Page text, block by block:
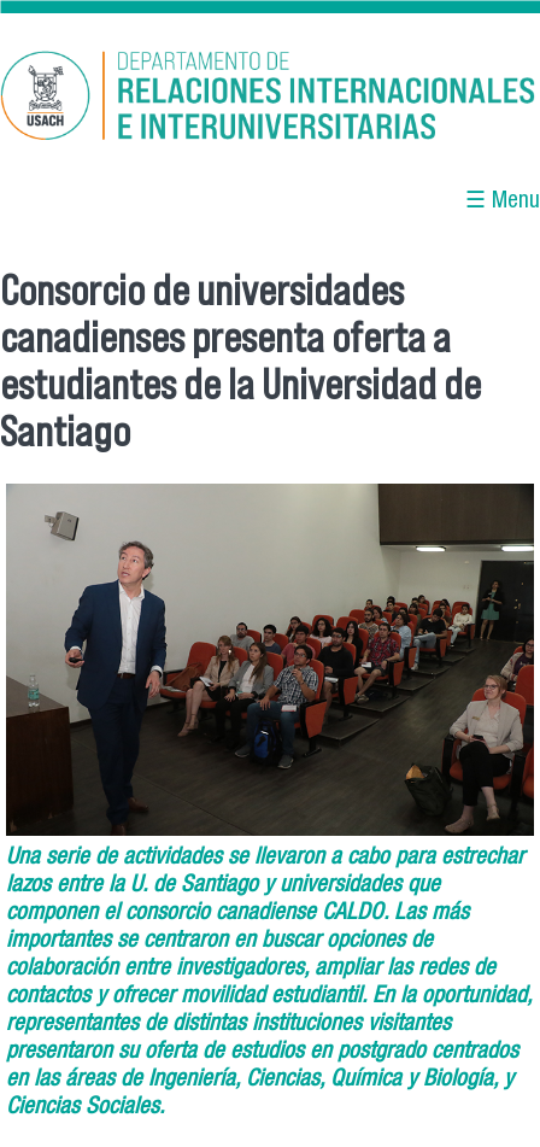
Pasar al contenido principal
☰ Menu
Se encuentra usted aquí
Consorcio de universidades
canadienses presenta oferta a
estudiantes de la Universidad de
Santiago
Una serie de actividades se llevaron a cabo para estrechar
lazos entre la U. de Santiago y universidades que
componen el consorcio canadiense CALDO. Las más
importantes se centraron en buscar opciones de
colaboración entre investigadores, ampliar las redes de
contactos y ofrecer movilidad estudiantil. En la oportunidad,
representantes de distintas instituciones visitantes
presentaron su oferta de estudios en postgrado centrados
en las áreas de Ingeniería, Ciencias, Química y Biología, y
Ciencias Sociales.